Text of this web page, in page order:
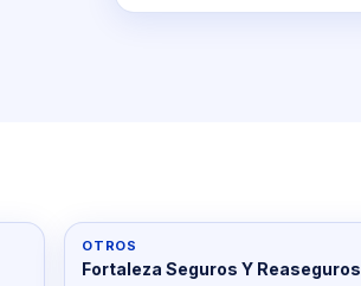
OTROS
Fortaleza Seguros Y Reaseguros